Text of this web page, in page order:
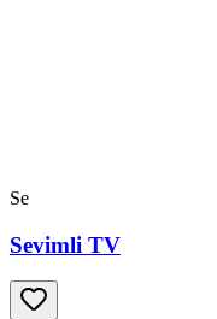
Se
Sevimli TV